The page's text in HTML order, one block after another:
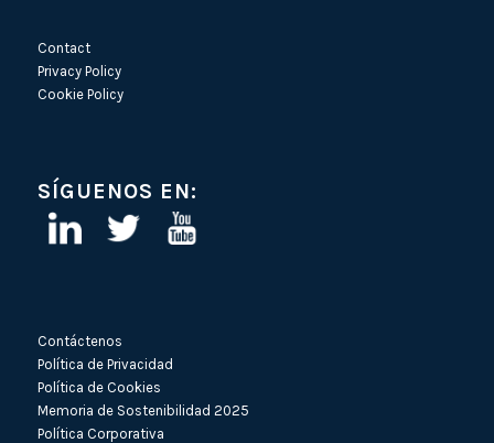
Contact
Privacy Policy
Cookie Policy
SÍGUENOS EN:
Contáctenos
Política de Privacidad
Política de Cookies
Memoria de Sostenibilidad 2025
Política Corporativa